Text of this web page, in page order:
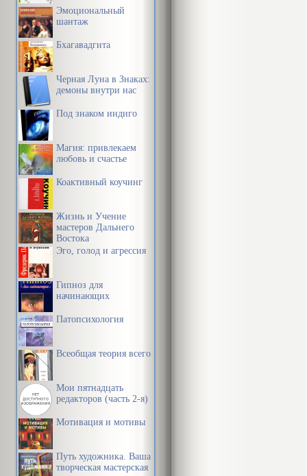
Эмоциональный
шантаж
Бхагавадгита
Черная Луна в Знаках:
демоны внутри нас
Под знаком индиго
Магия: привлекаем
любовь и счастье
Коактивный коучинг
Жизнь и Учение
мастеров Дальнего
Востока
Эго, голод и агрессия
Гипноз для
начинающих
Патопсихология
Всеобщая теория всего
Мои пятнадцать
редакторов (часть 2-я)
Мотивация и мотивы
Путь художника. Ваша
творческая мастерская